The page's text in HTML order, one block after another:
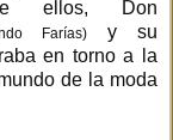
ellos, Don
Farías)
y su
en torno a la
de la moda